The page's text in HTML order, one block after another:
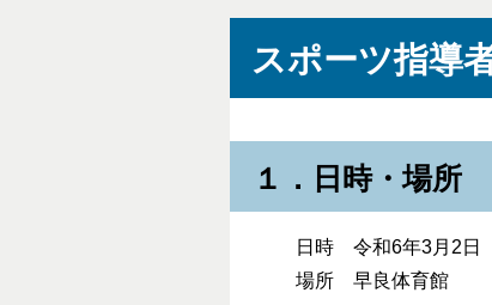
スポーツ指導
１．日時・場所
日時 令和6年3月2日
場所 早良体育館